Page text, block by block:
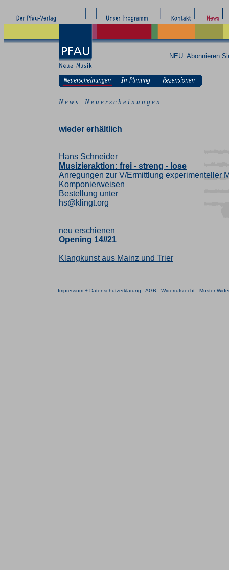
NEU: Abonnieren
N e w s : N e u e r s c h e i n u n g e n
wieder erhältlich
Hans Schneider
Musizieraktion: frei - streng - lose
Anregungen zur V/Ermittlung experimenteller
Komponierweisen
Bestellung unter
hs@klingt.org
neu erschienen
Opening 14//21
Klangkunst aus Mainz und Trier
Impressum + Datenschutzerklärung -AGB - Widerrufsrecht - Muster-